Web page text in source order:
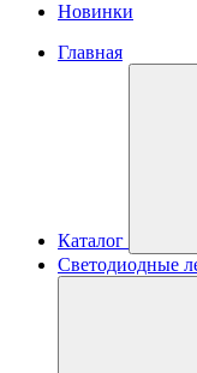
Новинки
Главная
Каталог
Светодиодные